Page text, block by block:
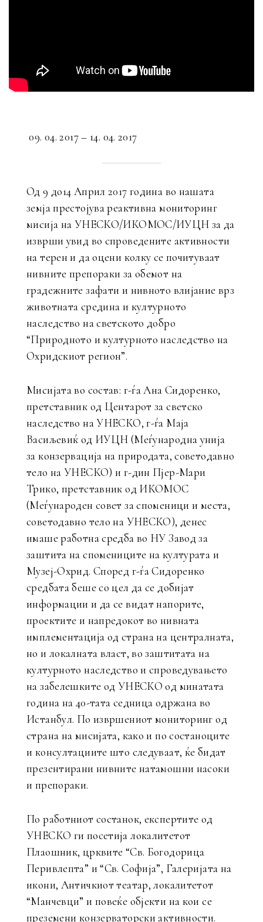
09. 04. 2017 – 14. 04. 2017
Од 9 до14 Април 2017 година во нашата
земја престојува реактивна мониторинг
мисија на УНЕСКО/ИКОМОС/ИУЦН за да
изврши увид во спроведените активности
на терен и да оцени колку се почитуваат
нивните препораки за обемот на
градежните зафати и нивното влијание врз
животната средина и културното
наследство на светското добро
“Природното и културното наследство на
Охридскиот регион”.
Мисијата во состав: г-ѓа Ана Сидоренко,
претставник од Центарот за светско
наследство на УНЕСКО, г-ѓа Маја
Васиљевиќ од ИУЦН (Меѓународна унија
за конзервација на природата, советодавно
тело на УНЕСКО) и г-дин Пјер-Мари
Трико, претставник од ИКОМОС
(Меѓународен совет за споменици и места,
советодавно тело на УНЕСКО), денес
имаше работна средба во НУ Завод за
заштита на спомениците на културата и
Музеј-Охрид. Според г-ѓа Сидоренко
средбата беше со цел да се добијат
информации и да се видат напорите,
проектите и напредокот во нивната
имплементација од страна на централната,
но и локалната власт, во заштитата на
културното наследство и спроведувањето
на забелешките од УНЕСКО од минатата
година на 40-тата седница одржана во
Истанбул. По извршениот мониторинг од
страна на мисијата, како и по состаноците
и консултациите што следуваат, ќе бидат
презентирани нивните натамошни насоки
и препораки.
По работниот состанок, експертите од
УНЕСКО ги посетија локалитетот
Плаошник, црквите “Св. Богодорица
Перивлепта” и “Св. Софија”, Галеријата на
икони, Античкиот театар, локалитетот
“Манчевци” и повеќе објекти на кои се
преземени конзерваторски активности.